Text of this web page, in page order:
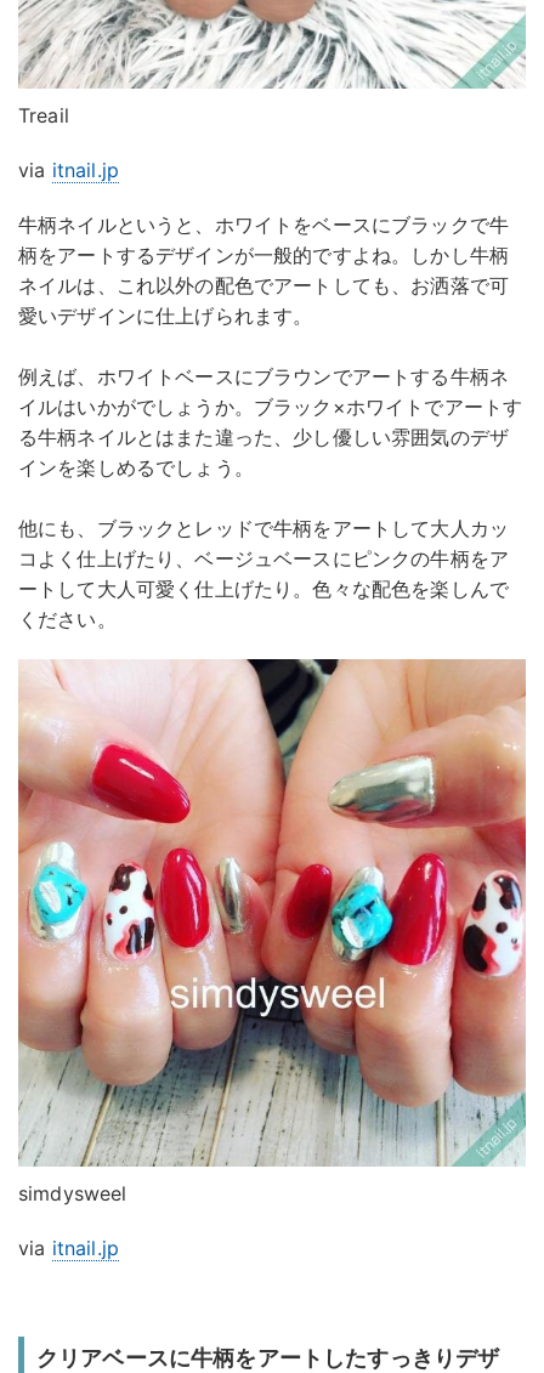
Treail
via itnail.jp
牛柄ネイルというと、ホワイトをベースにブラックで牛
柄をアートするデザインが一般的ですよね。しかし牛柄
ネイルは、これ以外の配色でアートしても、お洒落で可
愛いデザインに仕上げられます。
例えば、ホワイトベースにブラウンでアートする牛柄ネ
イルはいかがでしょうか。ブラック×ホワイトでアートす
る牛柄ネイルとはまた違った、少し優しい雰囲気のデザ
インを楽しめるでしょう。
他にも、ブラックとレッドで牛柄をアートして大人カッ
コよく仕上げたり、ベージュベースにピンクの牛柄をア
ートして大人可愛く仕上げたり。色々な配色を楽しんで
ください。
simdysweel
via itnail.jp
クリアベースに牛柄をアートしたすっきりデザ